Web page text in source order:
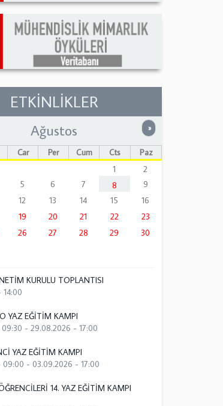
ETKİNLİKLER
»Sonraki
Ağustos
Çar Per Cum Cts
Paz
1
2
5 6 7 8
9
12 13 14 15
16
19 20 21 22
23
26 27 28 29
30
KURULU TOPLANTISI
YAZ EĞİTİM KAMPI
-29.08.2026 - 17:00
YAZ EĞİTİM KAMPI
09:00 -03.09.2026 - 17:00
14. YAZ EĞİTİM KAMPI